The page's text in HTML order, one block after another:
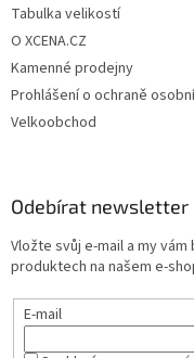
Tabulka velikostí
O XCENA.CZ
Kamenné prodejny
Prohlášení o ochraně
Velkoobchod
Odebírat newsletter
Vložte svůj e-mail a my
produktech na našem e-
E-mail